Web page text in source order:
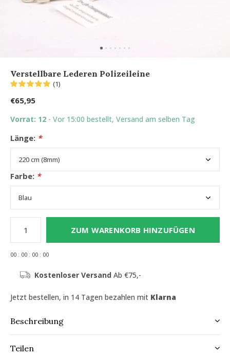
Verstellbare Lederen Polizeileine
(1)
€65,95
Vorrat: 12 - Vor 15:00 bestellt, Versand am selben Tag
Länge: *
Farbe: *
ZUM WARENKORB HINZUFÜGEN
00 : 00 : 00 : 00
Kostenloser Versand Ab €75,-
Jetzt bestellen, in 14 Tagen bezahlen mit Klarna
Beschreibung
Teilen